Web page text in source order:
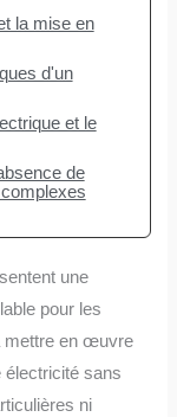
la mise en
d'un
et le
de
une
pour les
mettre en œuvre
électricité sans
ni